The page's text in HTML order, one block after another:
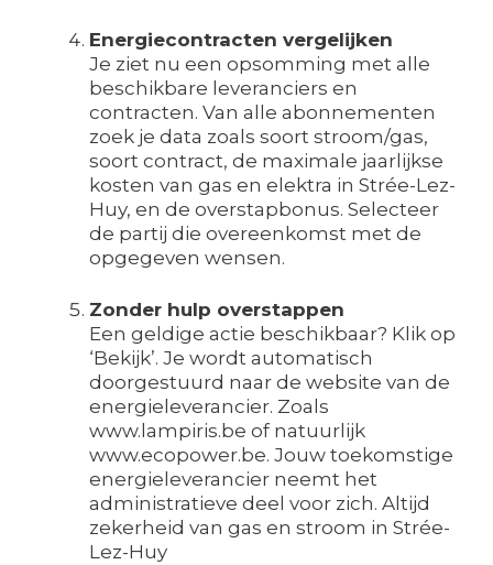
Energiecontracten vergelijken
Je ziet nu een opsomming met alle
beschikbare leveranciers en
contracten. Van alle abonnementen
zoek je data zoals soort stroom/gas,
soort contract, de maximale jaarlijkse
kosten van gas en elektra in Strée-Lez-
Huy, en de overstapbonus. Selecteer
de partij die overeenkomst met de
opgegeven wensen.
Zonder hulp overstappen
Een geldige actie beschikbaar? Klik op
‘Bekijk’. Je wordt automatisch
doorgestuurd naar de website van de
energieleverancier. Zoals
www.lampiris.be of natuurlijk
www.ecopower.be. Jouw toekomstige
energieleverancier neemt het
administratieve deel voor zich. Altijd
zekerheid van gas en stroom in Strée-
Lez-Huy